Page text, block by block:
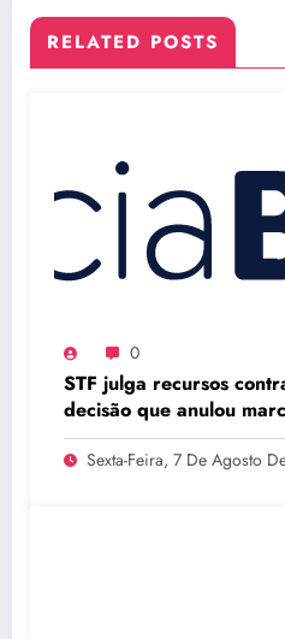
RELATED POSTS
0
STF julga recursos
decisão que anulou
Sexta-Feira, 7 De Agosto